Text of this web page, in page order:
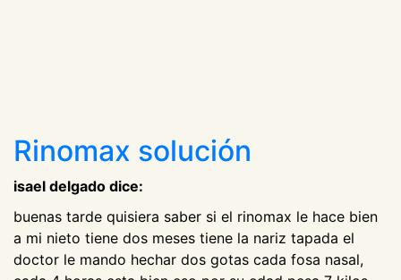
Rinomax solución
isael delgado dice:
buenas tarde quisiera saber si el rinomax le hace bien
a mi nieto tiene dos meses tiene la nariz tapada el
doctor le mando hechar dos gotas cada fosa nasal,